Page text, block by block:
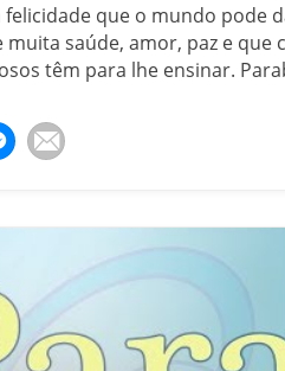
felicidade que o mundo pode
saúde, amor, paz e que
têm para lhe ensinar.